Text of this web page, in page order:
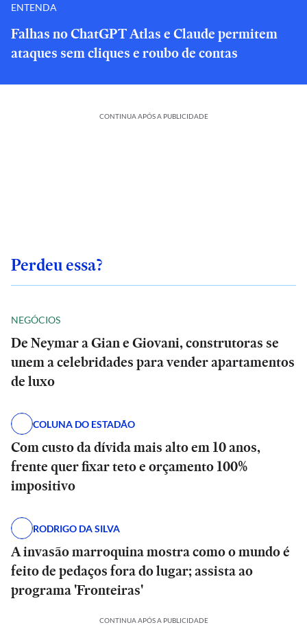
ENTENDA
Falhas no ChatGPT Atlas e Claude permitem
ataques sem cliques e roubo de contas
CONTINUA APÓS A PUBLICIDADE
Perdeu essa?
NEGÓCIOS
De Neymar a Gian e Giovani, construtoras se
unem a celebridades para vender apartamentos
de luxo
COLUNA DO ESTADÃO
Com custo da dívida mais alto em 10 anos,
frente quer fixar teto e orçamento 100%
impositivo
RODRIGO DA SILVA
A invasão marroquina mostra como o mundo é
feito de pedaços fora do lugar; assista ao
programa 'Fronteiras'
CONTINUA APÓS A PUBLICIDADE